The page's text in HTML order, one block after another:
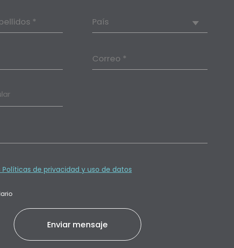
* País
Correo *
de privacidad y uso de datos